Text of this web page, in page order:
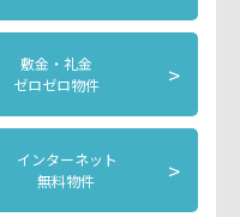
敷金・礼金
ゼロゼロ物件
>
インターネット
無料物件
>